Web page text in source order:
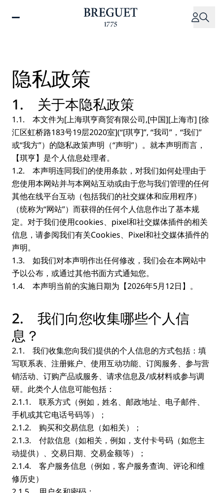
隐私政策
1. 关于本隐私政策
1.1. 本文件为[上海琪亨商贸有限公司,[中国][上海市] [徐
汇区虹桥路183号19层2020室](“[琪亨]”, “我司”，“我们”
或“我方”）的隐私政策声明（“声明”）。就本声明而言，
【琪亨】是个人信息处理者。
1.2. 本声明连同我们的使用条款，对我们如何处理由于
您使用本网站并与本网站互动或由于您与我们管理的任何
其他在线平台互动（包括我们的社交媒体和应用程序）
（统称为“网站”）而获得的任何个人信息作出了基本规
定。对于我们使用cookies、pixel和社交媒体插件的相关
信息，请参阅我们有关Cookies、Pixel和社交媒体插件的
声明。
1.3. 如我们对本声明作出任何修改，我们会在本网站中
予以公布，或通过其他书面方式通知您。
1.4. 本声明当前的实施日期为【2026年5月12日】。
2. 我们向您收集哪些个人信
息？
2.1. 我们收集您向我们提供的个人信息的方式包括：填
写联系表、注册账户、使用互动功能、订阅服务、参与营
销活动、订购产品或服务、请求信息及/或材料或参与调
研。此类个人信息可能包括：
2.1.1. 联系方式（例如，姓名、邮政地址、电子邮件、
手机或其它电话号码等）；
2.1.2. 购买和交易信息（如相关）；
2.1.3. 付款信息（如相关，例如，支付卡号码（如您主
动提供）、交易日期、交易金额等）；
2.1.4. 客户服务信息（例如，客户服务查询、评论和维
修历史）